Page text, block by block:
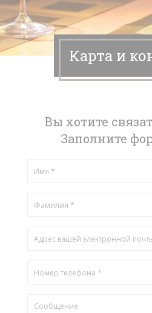
Карта и
Вы хотите
Заполните